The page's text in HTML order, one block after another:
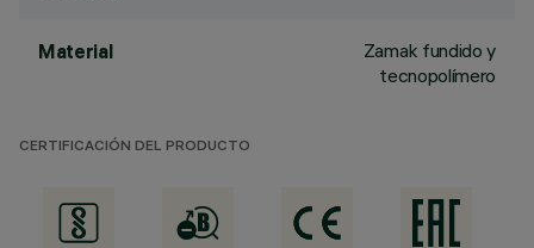
Material
Zamak fundido y
tecnopolímero
CERTIFICACIÓN DEL PRODUCTO